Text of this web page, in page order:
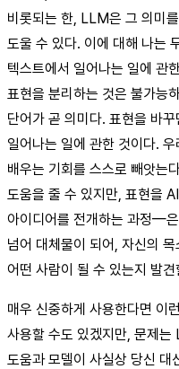
비롯되는 한, LLM은 그 의미
도울 수 있다. 이에 대해 나는
텍스트에서 일어나는 일에 관
표현을 분리하는 것은 불가능
단어가 곧 의미다. 표현을 바
일어나는 일에 관한 것이다.
배우는 기회를 스스로 빼앗는
도움을 줄 수 있지만, 표현을
아이디어를 전개하는 과정—
넘어 대체물이 되어, 자신의
어떤 사람이 될 수 있는지 발
매우 신중하게 사용한다면 이
사용할 수도 있겠지만, 문제는
도움과 모델이 사실상 당신 대